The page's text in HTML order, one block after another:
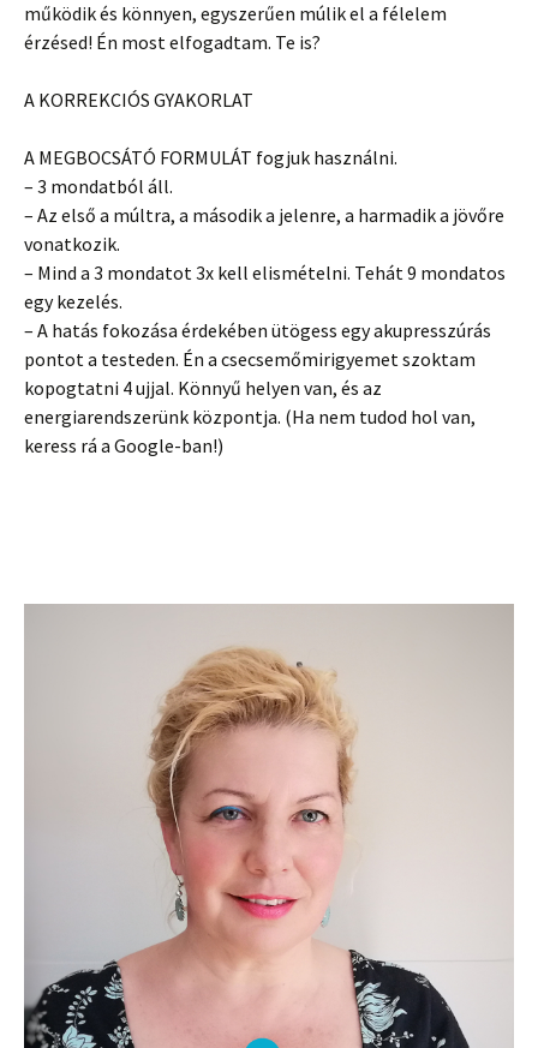
működik és könnyen, egyszerűen múlik el a félelem
érzésed! Én most elfogadtam. Te is?
A KORREKCIÓS GYAKORLAT
A MEGBOCSÁTÓ FORMULÁT fogjuk használni.
– 3 mondatból áll.
– Az első a múltra, a második a jelenre, a harmadik a jövőre
vonatkozik.
– Mind a 3 mondatot 3x kell elismételni. Tehát 9 mondatos
egy kezelés.
– A hatás fokozása érdekében ütögess egy akupresszúrás
pontot a testeden. Én a csecsemőmirigyemet szoktam
kopogtatni 4 ujjal. Könnyű helyen van, és az
energiarendszerünk központja. (Ha nem tudod hol van,
keress rá a Google-ban!)